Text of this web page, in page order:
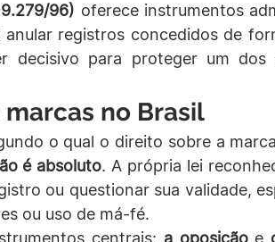
96) oferece instrumentos
registros concedidos de
decisivo para proteger um dos
no Brasil
o qual o direito sobre a
é absoluto. A própria lei
ou questionar sua validade,
ou uso de má-fé.
centrais: a oposição e